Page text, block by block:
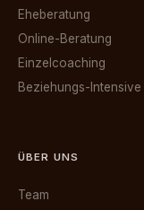
Eheberatung
Online-Beratung
Einzelcoaching
Beziehungs-Intensive
ÜBER UNS
Team